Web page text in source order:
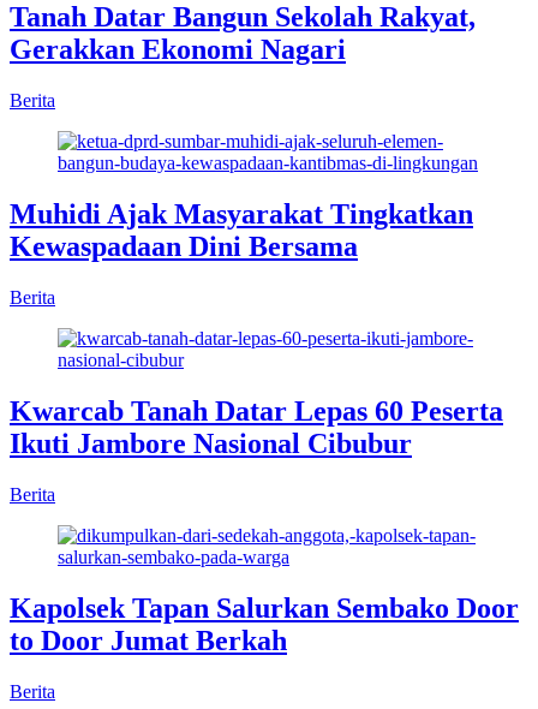
Tanah Datar Bangun Sekolah Rakyat,
Gerakkan Ekonomi Nagari
Berita
Muhidi Ajak Masyarakat Tingkatkan
Kewaspadaan Dini Bersama
Berita
Kwarcab Tanah Datar Lepas 60 Peserta
Ikuti Jambore Nasional Cibubur
Berita
Kapolsek Tapan Salurkan Sembako Door
to Door Jumat Berkah
Berita